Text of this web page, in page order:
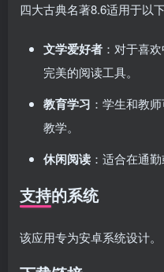
四大古典名著8.6适用于以
文学爱好者 ：对于喜
完美的阅读工具。
教育学习 ：学生和教
教学。
休闲阅读 ：适合在通
支持的系统
该应用专为安卓系统设计。